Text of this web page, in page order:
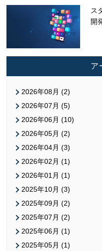
ス
開
ア
2026年08月 (2)
2026年07月 (5)
2026年06月 (10)
2026年05月 (2)
2026年04月 (3)
2026年02月 (1)
2026年01月 (1)
2025年10月 (3)
2025年09月 (2)
2025年07月 (2)
2025年06月 (1)
2025年05月 (1)